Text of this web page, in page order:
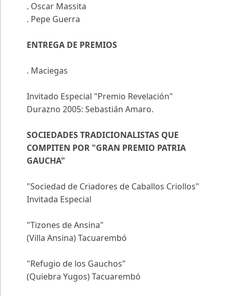
. Oscar Massita
. Pepe Guerra
ENTREGA DE PREMIOS
. Maciegas
Invitado Especial "Premio Revelación"
Durazno 2005: Sebastián Amaro.
SOCIEDADES TRADICIONALISTAS QUE
COMPITEN POR "GRAN PREMIO PATRIA
GAUCHA"
"Sociedad de Criadores de Caballos Criollos"
Invitada Especial
"Tizones de Ansina"
(Villa Ansina) Tacuarembó
"Refugio de los Gauchos"
(Quiebra Yugos) Tacuarembó